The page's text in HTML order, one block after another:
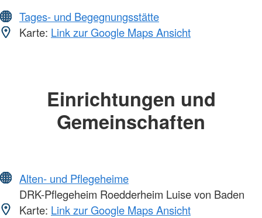
Tages- und Begegnungsstätte
Karte: Link zur Google Maps Ansicht
Einrichtungen und
Gemeinschaften
Alten- und Pflegeheime
DRK-Pflegeheim Roedderheim Luise von Baden
Karte: Link zur Google Maps Ansicht